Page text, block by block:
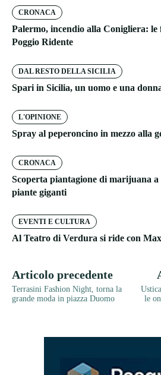
CRONACA
Palermo, incendio alla Conigliera: le
Poggio Ridente
DAL RESTO DELLA SICILIA
Spari in Sicilia, un uomo e una
L'OPINIONE
Spray al peperoncino in mezzo alla
CRONACA
Scoperta piantagione di marijuana
piante giganti
EVENTI E CULTURA
Al Teatro di Verdura si ride con
Articolo precedente
Terrasini Fashion Night, torna la
grande moda in piazza Duomo
le